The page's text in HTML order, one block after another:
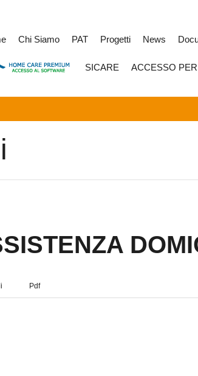
Chi Siamo PAT Progetti News
SICARE ACCESSO
Pdf